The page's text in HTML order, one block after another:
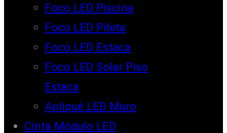
Foco LED Piscina
Foco LED Pileta
Foco LED Estaca
Foco LED Solar Piso
Estaca
Apliqué LED Muro
Cinta Módulo LED